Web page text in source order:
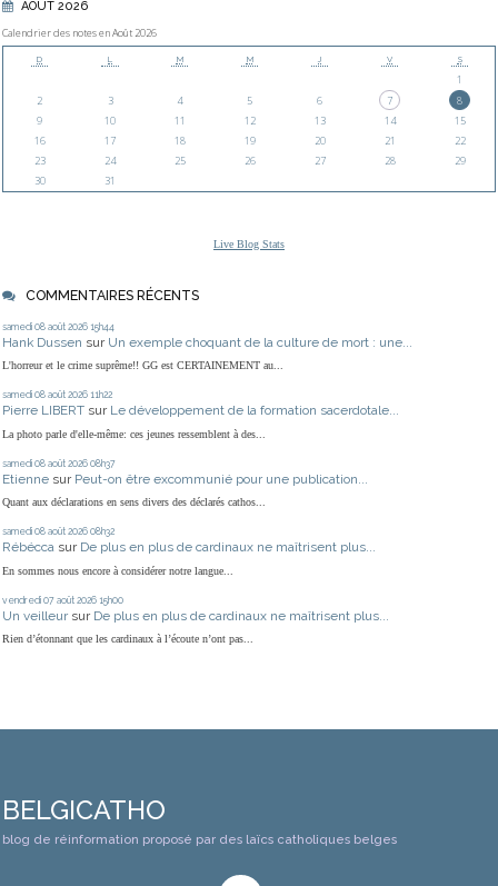
AOÛT 2026
Calendrier des notes en Août 2026
D L M M J V S
1
2
3 4 5 6 7
8
9
10 11 12 13 14
15
16
17 18 19 20 21
22
23
24 25 26 27 28
29
30
31
Live Blog Stats
COMMENTAIRES RÉCENTS
samedi 08 août 2026 15h44
Hank Dussen sur Un exemple choquant de la culture de mort : une...
L'horreur et le crime suprême!! GG est CERTAINEMENT au...
samedi 08 août 2026 11h22
Pierre LIBERT sur Le développement de la formation sacerdotale...
La photo parle d'elle-même: ces jeunes ressemblent à des...
samedi 08 août 2026 08h37
Etienne sur Peut-on être excommunié pour une publication...
Quant aux déclarations en sens divers des déclarés cathos...
samedi 08 août 2026 08h32
Rébécca sur De plus en plus de cardinaux ne maîtrisent plus...
En sommes nous encore à considérer notre langue...
vendredi 07 août 2026 15h00
Un veilleur sur De plus en plus de cardinaux ne maîtrisent plus...
Rien d’étonnant que les cardinaux à l’écoute n’ont pas...
BELGICATHO
blog de réinformation proposé par des laïcs catholiques belges